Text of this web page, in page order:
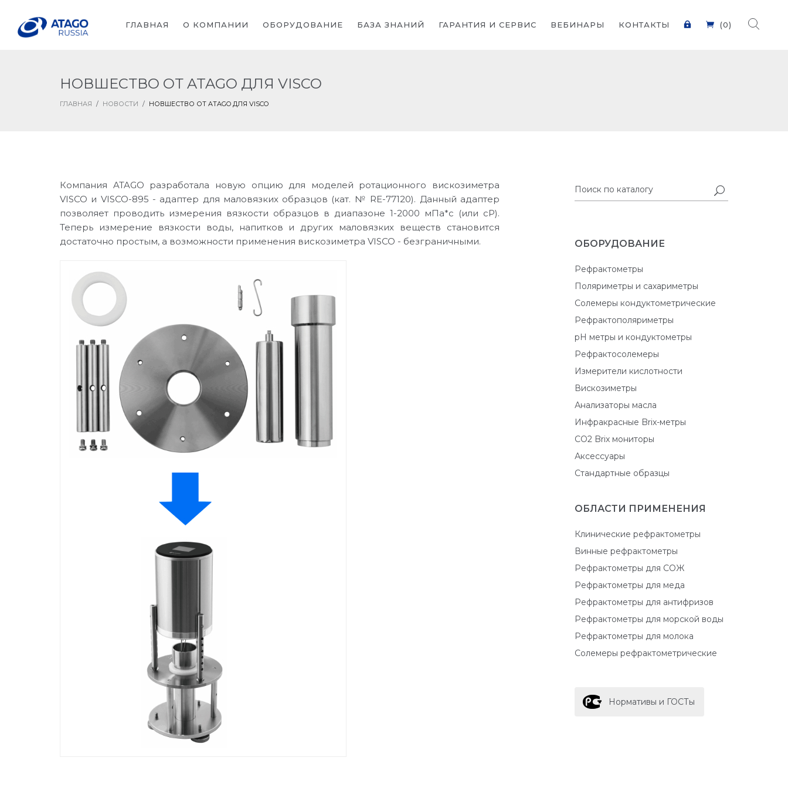
ГЛАВНАЯ О КОМПАНИИ ОБОРУДОВАНИЕ БАЗА ЗНАНИЙ ГАРАНТИЯ И СЕРВИС ВЕБИНАРЫ КОНТАКТЫ (0)
НОВШЕСТВО ОТ ATAGO ДЛЯ VISCO
ГЛАВНАЯ / НОВОСТИ / НОВШЕСТВО ОТ ATAGO ДЛЯ VISCO
Компания ATAGO разработала новую опцию для моделей ротационного вискозиметра
VISCO и VISCO-895 - адаптер для маловязких образцов (кат. № RE-77120). Данный адаптер
позволяет проводить измерения вязкости образцов в диапазоне 1-2000 мПа*с (или сР).
Теперь измерение вязкости воды, напитков и других маловязких веществ становится
достаточно простым, а возможности применения вискозиметра VISCO - безграничными.
ОБОРУДОВАНИЕ
Рефрактометры
Поляриметры и сахариметры
Солемеры кондуктометрические
Рефрактополяриметры
pH метры и кондуктометры
Рефрактосолемеры
Измерители кислотности
Вискозиметры
Анализаторы масла
Инфракрасные Brix-метры
CO2 Brix мониторы
Аксессуары
Стандартные образцы
ОБЛАСТИ ПРИМЕНЕНИЯ
Клинические рефрактометры
Винные рефрактометры
Рефрактометры для СОЖ
Рефрактометры для меда
Рефрактометры для антифризов
Рефрактометры для морской воды
Рефрактометры для молока
Солемеры рефрактометрические
Нормативы и ГОСТы